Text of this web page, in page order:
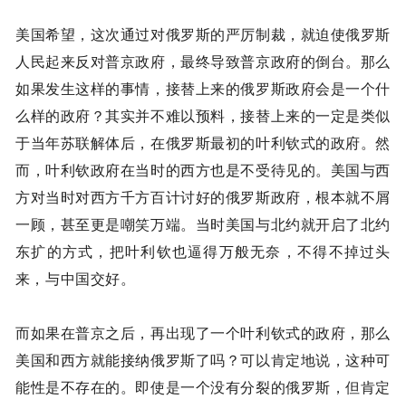
美国希望，这次通过对俄罗斯的严厉制裁，就迫使俄罗斯
人民起来反对普京政府，最终导致普京政府的倒台。那么
如果发生这样的事情，接替上来的俄罗斯政府会是一个什
么样的政府？其实并不难以预料，接替上来的一定是类似
于当年苏联解体后，在俄罗斯最初的叶利钦式的政府。然
而，叶利钦政府在当时的西方也是不受待见的。美国与西
方对当时对西方千方百计讨好的俄罗斯政府，根本就不屑
一顾，甚至更是嘲笑万端。当时美国与北约就开启了北约
东扩的方式，把叶利钦也逼得万般无奈，不得不掉过头
来，与中国交好。
而如果在普京之后，再出现了一个叶利钦式的政府，那么
美国和西方就能接纳俄罗斯了吗？可以肯定地说，这种可
能性是不存在的。即使是一个没有分裂的俄罗斯，但肯定